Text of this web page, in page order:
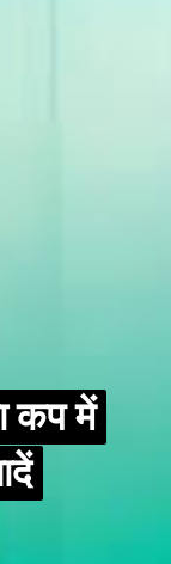
कप में
कप में